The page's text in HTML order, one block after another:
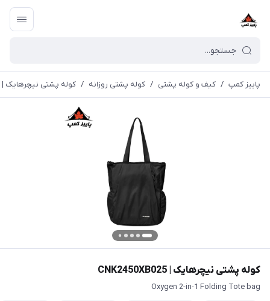
پاییز کمپ / کیف و کوله پشتی / کوله پشتی روزانه / کوله پشتی نیچرهایک | CNK2450XB025
کوله پشتی نیچرهایک | CNK2450XB025
Oxygen 2-in-1 Folding Tote bag